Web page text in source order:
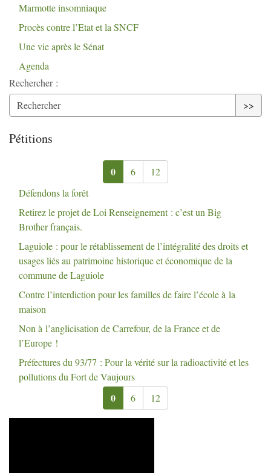
Marmotte insomniaque
Procès contre l’Etat et la SNCF
Une vie après le Sénat
Agenda
Rechercher :
>>
Pétitions
0 6
12
Défendons la forêt
Retirez le projet de Loi Renseignement : c’est un Big
Brother français.
Laguiole : pour le rétablissement de l’intégralité des droits et
usages liés au patrimoine historique et économique de la
commune de Laguiole
Contre l’interdiction pour les familles de faire l’école à la
maison
Non à l’anglicisation de Carrefour, de la France et de
l’Europe !
Préfectures du 93/77 : Pour la vérité sur la radioactivité et les
pollutions du Fort de Vaujours
0 6 12